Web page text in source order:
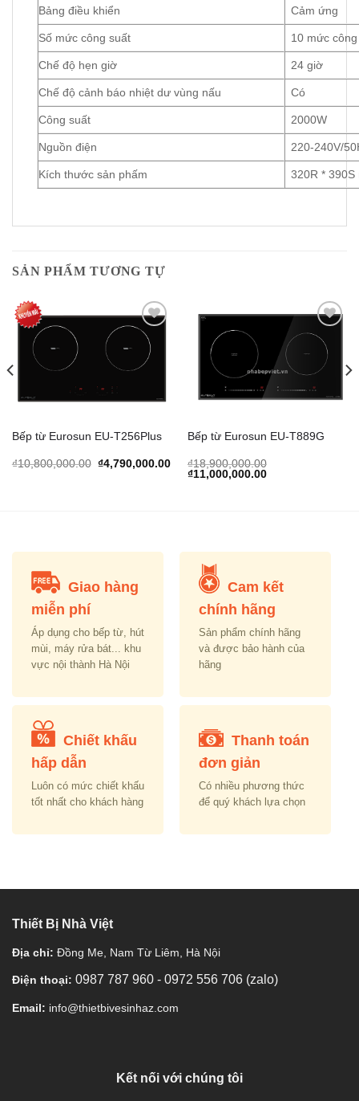
Bảng điều khiển Cảm ứng
Số mức công suất 10 mức
Chế độ hẹn giờ 24 giờ
Chế độ cảnh báo nhiệt dư vùng nấu Có
Công suất 2000W
Nguồn điện 220-240V/
Kích thước sản phấm 320R * 390S
SẢN PHẨM TƯƠNG TỰ
Add to
Wishlist
Bếp từ Eurosun EU-T256Plus
₫10,800,000.00 Original
₫4,790,000.00Current
price
Add to
Wishlist
Bếp từ Eurosun EU-T889G
₫18,900,000.00
Original
₫11,000,000.00Current
Giao hàng
miễn phí
Áp dụng cho bếp từ, hút
mùi, máy rửa bát... khu
vực nội thành Hà Nội
Cam kết
chính hãng
Sản phẩm chính hãng
và được bảo hành của
hãng
Chiết khấu
hấp dẫn
Luôn có mức chiết khấu
tốt nhất cho khách hàng
Thanh toán
đơn giản
Có nhiều phương thức
để quý khách lựa chọn
Thiết Bị Nhà Việt
Địa chỉ: Đồng Me, Nam Từ Liêm, Hà Nội
Điện thoại: 0987 787 960 - 0972 556 706 (zalo)
Email: info@thietbivesinhaz.com
Kết nối với chúng tôi